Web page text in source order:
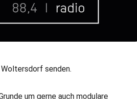
senden.
um gerne auch modulare